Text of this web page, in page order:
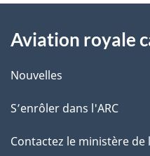
i
l
s
d
propos
de
ce
site
Aviation royale
Nouvelles
S’enrôler dans l'ARC
Contactez le ministère